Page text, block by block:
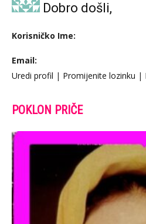
Dobro došli,
Korisničko Ime:
Email:
Uredi profil | Promijenite lozinku |
POKLON PRIČE